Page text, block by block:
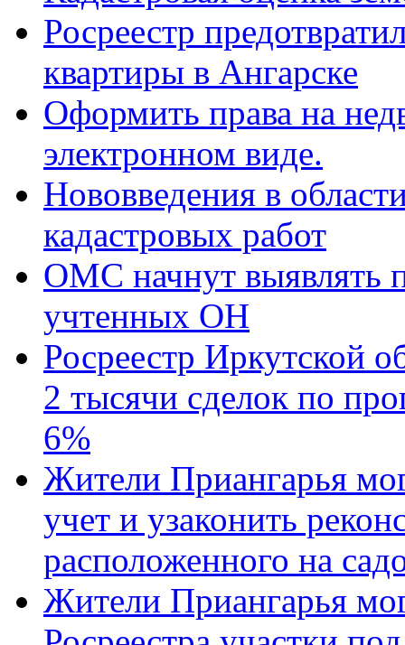
Росреестр
квартиры в Ангарске
Оформить права на
электронном виде.
Нововведения в
кадастровых работ
ОМС начнут выявлять
учтенных ОН
Росреестр Иркутской
2 тысячи сделок по
6%
Жители Приангарья
учет и узаконить
расположенного на
Жители Приангарья